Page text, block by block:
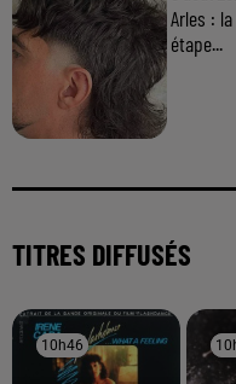
Arles :
étape...
TITRES DIFFUSÉS
10h46
10h46